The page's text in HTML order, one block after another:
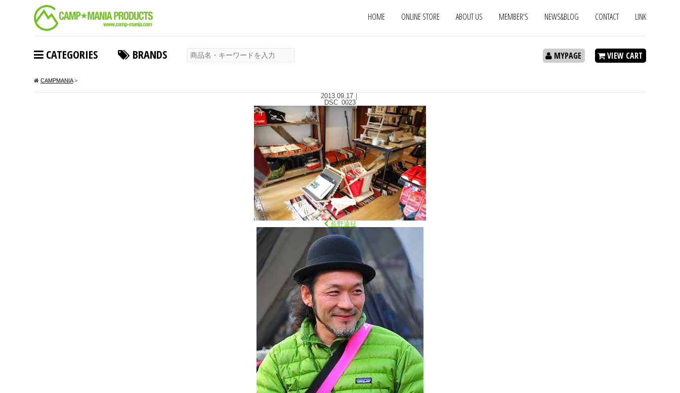
HOME ONLINE STORE ABOUT US MEMBER'S NEWS&BLOG CONTACT LINK
CATEGORIES BRANDS VIEW CART
MYPAGE
CAMPMANIA>
2013.09.17｜
DSC_0023
長野遠征